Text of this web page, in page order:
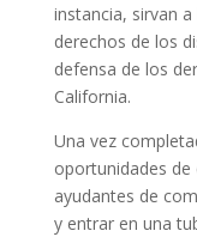
instancia, sirvan
derechos de los
defensa de los
California.
Una vez
oportunidades
ayudantes de
y entrar en una